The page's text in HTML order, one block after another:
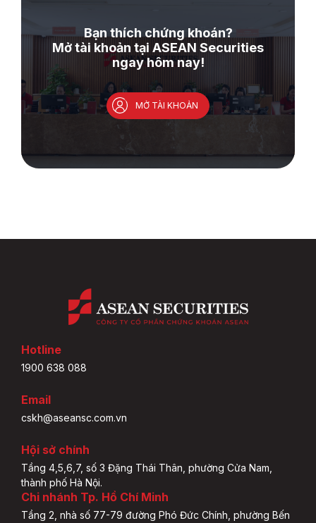
Bạn thích chứng khoán?
Mở tài khoản tại ASEAN Securities
ngay hôm nay!
MỞ TÀI KHOẢN
Hotline
1900 638 088
Email
cskh@aseansc.com.vn
Hội sở chính
Tầng 4,5,6,7, số 3 Đặng Thái Thân, phường Cửa Nam,
thành phố Hà Nội.
Chi nhánh Tp. Hồ Chí Minh
Tầng 2, nhà số 77-79 đường Phó Đức Chính, phường Bến